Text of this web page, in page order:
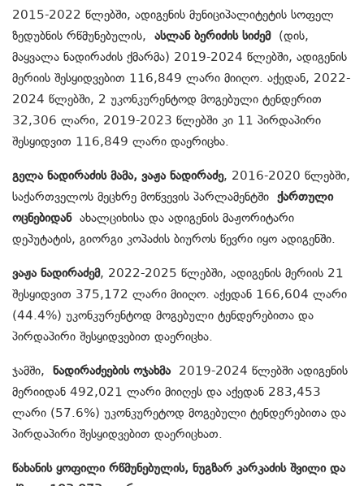
2015-2022 წლებში, ადიგენის მუნიციპალიტეტის სოფელ
ზედუბნის რწმუნებულის, ასლან ბერიძის სიძემ(დის,
მაყვალა ნადირაძის ქმარმა) 2019-2024 წლებში, ადიგენის
მერიის შესყიდვებით 116,849 ლარი მიიღო. აქედან, 2022-
2024 წლებში, 2 უკონკურენტოდ მოგებული ტენდერით
32,306 ლარი, 2019-2023 წლებში კი 11 პირდაპირი
შესყიდვით 116,849 ლარი დაერიცხა.
გელა ნადირაძის მამა, ვაჟა ნადირაძე, 2016-2020 წლებში,
საქართველოს მეცხრე მოწვევის პარლამენტში ქართული
ოცნებიდანახალციხისა და ადიგენის მაჟორიტარი
დეპუტატის, გიორგი კოპაძის ბიუროს წევრი იყო ადიგენში.
ვაჟა ნადირაძემ, 2022-2025 წლებში, ადიგენის მერიის 21
შესყიდვით 375,172 ლარი მიიღო. აქედან 166,604 ლარი
(44.4%) უკონკურენტოდ მოგებული ტენდერებითა და
პირდაპირი შესყიდვებით დაერიცხა.
ჯამში, ნადირაძეების ოჯახმა2019-2024 წლებში ადიგენის
მერიიდან 492,021 ლარი მიიღეს და აქედან 283,453
ლარი (57.6%) უკონკურეტოდ მოგებული ტენდერებითა და
პირდაპირი შესყიდვებით დაერიცხათ.
წახანის ყოფილი რწმუნებულის, ნუგზარ კარკაძის შვილი და